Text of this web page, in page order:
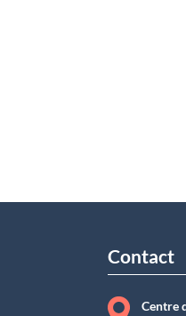
Contact
Centre